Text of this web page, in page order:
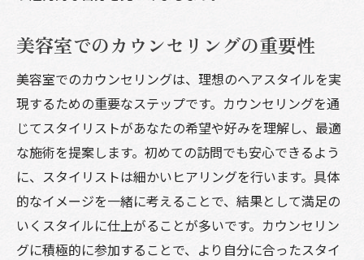
美容室でのカウンセリングの重要性
美容室でのカウンセリングは、理想のヘアスタイルを実
現するための重要なステップです。カウンセリングを通
じてスタイリストがあなたの希望や好みを理解し、最適
な施術を提案します。初めての訪問でも安心できるよう
に、スタイリストは細かいヒアリングを行います。具体
的なイメージを一緒に考えることで、結果として満足の
いくスタイルに仕上がることが多いです。カウンセリン
グに積極的に参加することで、より自分に合ったスタイ